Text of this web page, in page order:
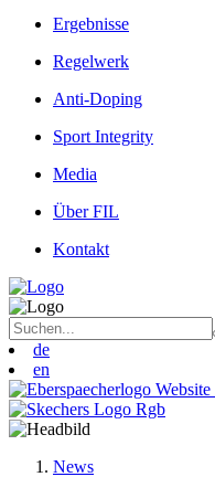
Ergebnisse
Regelwerk
Anti-Doping
Sport Integrity
Media
Über FIL
Kontakt
de
en
News